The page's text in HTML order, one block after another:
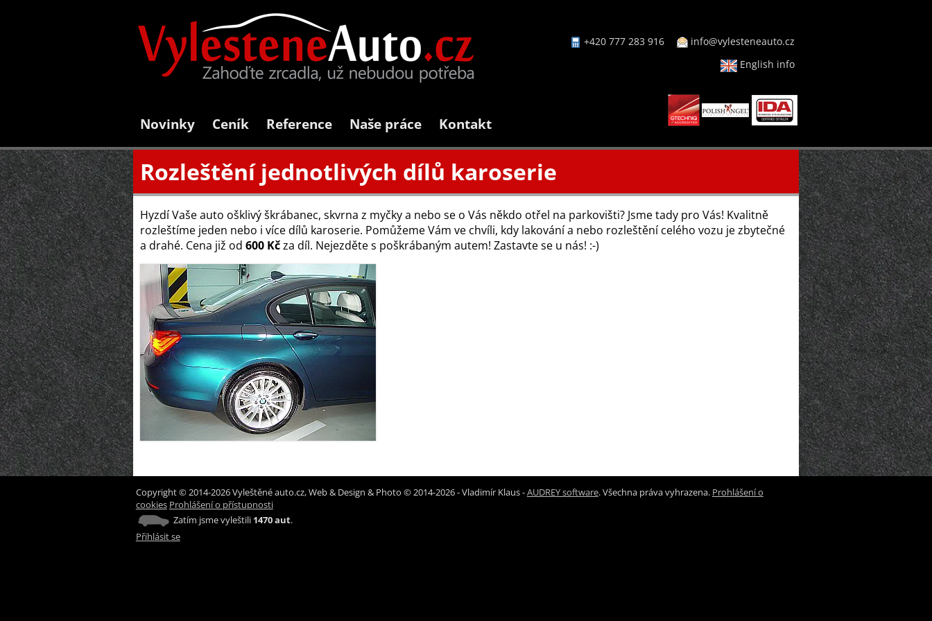
+420 777 283 916
info@vylesteneauto.cz
English info
Novinky Ceník Reference Naše práce Kontakt
Rozleštění jednotlivých dílů karoserie
Hyzdí Vaše auto ošklivý škrábanec, skvrna z myčky a nebo se o Vás někdo otřel na parkovišti? Jsme tady pro Vás! Kvalitně
rozleštíme jeden nebo i více dílů karoserie. Pomůžeme Vám ve chvíli, kdy lakování a nebo rozleštění celého vozu je zbytečné
a drahé. Cena již od 600 Kčza díl. Nejezděte s poškrábaným autem! Zastavte se u nás! :-)
Copyright © 2014-2026 Vyleštěné auto.cz, Web & Design & Photo © 2014-2026 - Vladimír Klaus -AUDREY software. Všechna práva vyhrazena. Prohlášení o
cookies Prohlášení o přístupnosti
Zatím jsme vyleštili 1470 aut.
Přihlásit se